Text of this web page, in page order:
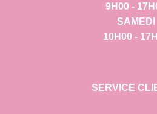
9H00 -
SAMEDI
10H00 -
SERVICE